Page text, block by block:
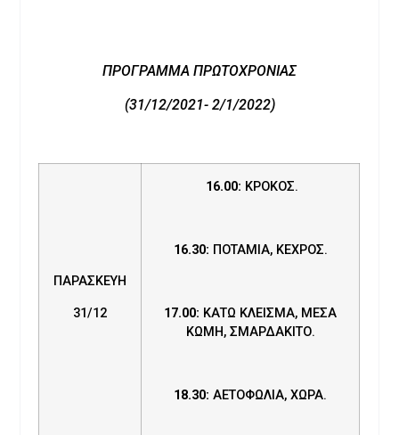
ΠΡΟΓΡΑΜΜΑ ΠΡΩΤΟΧΡΟΝΙΑΣ
(31/12/2021- 2/1/2022)
ΠΑΡΑΣΚΕΥΗ
31/12
16.00: ΚΡΟΚΟΣ.
16.30: ΠΟΤΑΜΙΑ, ΚΕΧΡΟΣ.
17.00: ΚΑΤΩ ΚΛΕΙΣΜΑ, ΜΕΣΑ
ΚΩΜΗ, ΣΜΑΡΔΑΚΙΤΟ.
18.30: ΑΕΤΟΦΩΛΙΑ, ΧΩΡΑ.